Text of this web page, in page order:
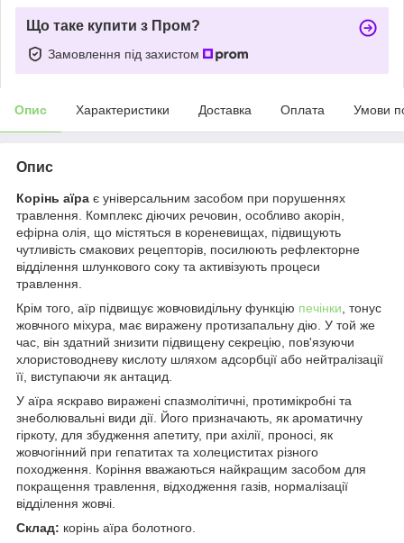
Що таке купити з Пром?
Замовлення під захистом
Опис Характеристики Доставка Оплата Умови
Опис
Корінь аїра є універсальним засобом при порушеннях
травлення. Комплекс діючих речовин, особливо акорін,
ефірна олія, що містяться в кореневищах, підвищують
чутливість смакових рецепторів, посилюють рефлекторне
відділення шлункового соку та активізують процеси
травлення.
Крім того, аїр підвищує жовчовидільну функцію печінки , тонус
жовчного міхура, має виражену протизапальну дію. У той же
час, він здатний знизити підвищену секрецію, пов'язуючи
хлористоводневу кислоту шляхом адсорбції або нейтралізації
її, виступаючи як антацид.
У аїра яскраво виражені спазмолітичні, протимікробні та
знеболювальні види дії. Його призначають, як ароматичну
гіркоту, для збудження апетиту, при ахілії, проносі, як
жовчогінний при гепатитах та холециститах різного
походження. Коріння вважаються найкращим засобом для
покращення травлення, відходження газів, нормалізації
відділення жовчі.
Склад: корінь аїра болотного.